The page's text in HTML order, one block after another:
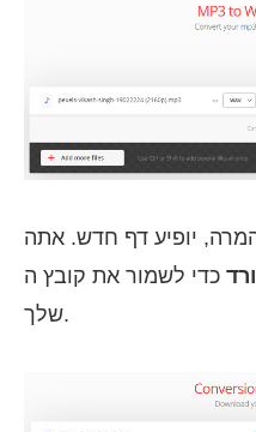
יופיע דף חדש. אתה
כדי לשמור את קובץ ה-WAV במחשב
שלך.